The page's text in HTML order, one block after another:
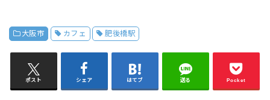
大阪市 カフェ 肥後橋駅
ポスト シェア はてブ 送る Pocket